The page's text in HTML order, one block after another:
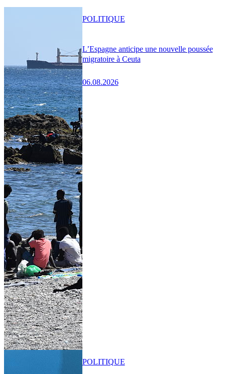
L’Espagne anticipe une nouvelle poussée
migratoire à Ceuta
06.08.2026
POLITIQUE
POLITIQUE